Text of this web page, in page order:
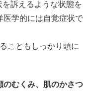
訴えるような状態を
学的には自覚症状で
こともしっかり頭に
むくみ、肌のかさつ